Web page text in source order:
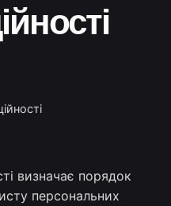
визначає порядок
персональних